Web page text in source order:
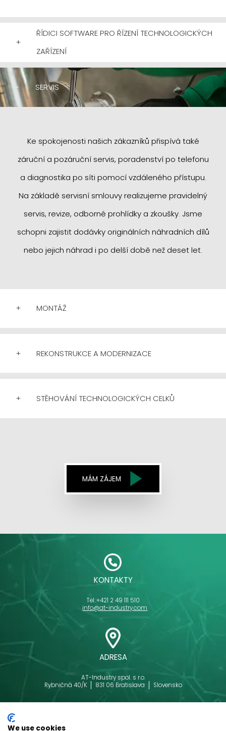
+
ŘÍDICI SOFTWARE PRO ŘÍZENÍ TECHNOLOGICKÝCH
ZAŘÍZENÍ
- SERVIS
Ke spokojenosti našich zákazníků přispívá také
záruční a pozáruční servis, poradenství po telefonu
a diagnostika po síti pomocí vzdáleného přístupu.
Na základě servisní smlouvy realizujeme pravidelný
servis, revize, odborné prohlídky a zkoušky. Jsme
schopni zajistit dodávky originálních náhradních dílů
nebo jejich náhrad i po delší době než deset let.
+ MONTÁŽ
+ REKONSTRUKCE A MODERNIZACE
+ STĚHOVÁNÍ TECHNOLOGICKÝCH CELKŮ
MÁM ZÁJEM
KONTAKTY
Tel.:+421 2 49 111 510
info@at-industry.com
ADRESA
AT-Industry spol. s r.o.
Rybničná 40/K
831 06 Bratislava Slovensko
We use cookies